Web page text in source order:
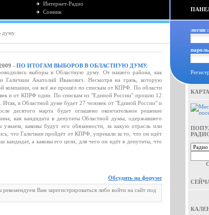
Интернет-Радио
Сонник
думу.
- ПО ИТОГАМ ВЫБОРОВ В ОБЛАСТНУЮ ДУМУ.
выборы в Областную думу. От нашего района, как
Галичкин Анатолий Иванович. Несмотря на грязь, которую
компании, он всё же прошёл по спискам от КПРФ. По области
и от КПРФ один. По спискам из "Единой России" прошло 12
в Областной думе будет 27 человек от "Единой России" и
десятого марта будет оглашено окончательное решение
как кандидата в депутаты Областной думы, одержавшего
каковы будут его обязанности, за какую отрасль или
что Галичкин пройдёт от КПРФ, упрекали за то, что он идёт
а каковы его цели, для чего он идёт в депутаты, что
Обсудить на форуме
Вам зарегистрироваться либо войти на сайт под
логин :